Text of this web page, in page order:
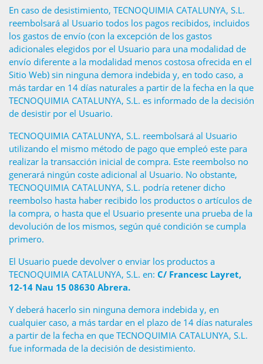
En caso de desistimiento, TECNOQUIMIA CATALUNYA, S.L.
reembolsará al Usuario todos los pagos recibidos, incluidos
los gastos de envío (con la excepción de los gastos
adicionales elegidos por el Usuario para una modalidad de
envío diferente a la modalidad menos costosa ofrecida en el
Sitio Web) sin ninguna demora indebida y, en todo caso, a
más tardar en 14 días naturales a partir de la fecha en la que
TECNOQUIMIA CATALUNYA, S.L. es informado de la decisión
de desistir por el Usuario.
TECNOQUIMIA CATALUNYA, S.L. reembolsará al Usuario
utilizando el mismo método de pago que empleó este para
realizar la transacción inicial de compra. Este reembolso no
generará ningún coste adicional al Usuario. No obstante,
TECNOQUIMIA CATALUNYA, S.L. podría retener dicho
reembolso hasta haber recibido los productos o artículos de
la compra, o hasta que el Usuario presente una prueba de la
devolución de los mismos, según qué condición se cumpla
primero.
El Usuario puede devolver o enviar los productos a
TECNOQUIMIA CATALUNYA, S.L. en: C/ Francesc Layret,
12-14 Nau 15 08630 Abrera.
Y deberá hacerlo sin ninguna demora indebida y, en
cualquier caso, a más tardar en el plazo de 14 días naturales
a partir de la fecha en que TECNOQUIMIA CATALUNYA, S.L.
fue informada de la decisión de desistimiento.